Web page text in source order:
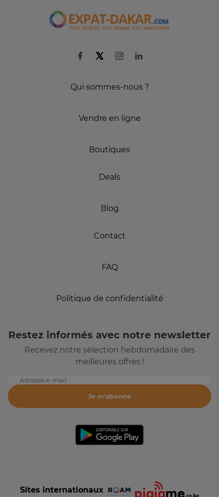
Qui sommes-nous ?
Vendre en ligne
Boutiques
Deals
Blog
Contact
FAQ
Politique de confidentialité
Restez informés avec notre newsletter
Recevez notre sélection hebdomadaire des
meilleures offres !
Adresse e-mail
Je m'abonne
Sites internationaux